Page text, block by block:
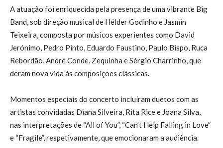
A atuação foi enriquecida pela presença de uma vibrante Big
Band, sob direção musical de Hélder Godinho e Jasmin
Teixeira, composta por músicos experientes como David
Jerónimo, Pedro Pinto, Eduardo Faustino, Paulo Bispo, Ruca
Rebordão, André Conde, Zequinha e Sérgio Charrinho, que
deram nova vida às composições clássicas.
Momentos especiais do concerto incluíram duetos com as
artistas convidadas Diana Silveira, Rita Rice e Joana Silva,
nas interpretações de “All of You”, “Can’t Help Falling in Love”
e “Fragile”, respetivamente, que emocionaram a audiência.